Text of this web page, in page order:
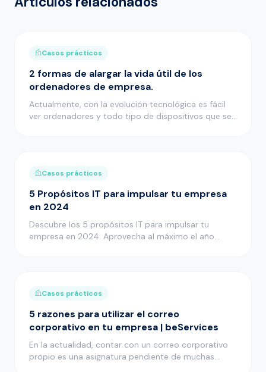
Casos prácticos
2 formas de alargar la vida útil de los
ordenadores de empresa.
Actualmente, con la evolución tecnológica es fácil
ver ordenadores y todo tipo de dispositivos que se
Casos prácticos
5 Propósitos IT para impulsar tu empresa
en 2024
Descubre los 5 propósitos IT para impulsar tu
empresa en 2024. Aprovecha al máximo el año
Casos prácticos
5 razones para utilizar el correo
corporativo en tu empresa | beServices
En la actualidad, contar con un correo corporativo
propio es una asignatura pendiente de muchas